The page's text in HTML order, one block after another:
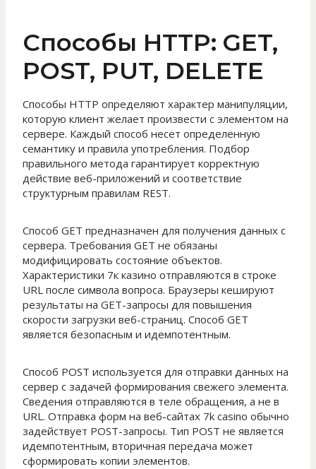
Способы HTTP: GET,
POST, PUT, DELETE
Способы HTTP определяют характер манипуляции,
которую клиент желает произвести с элементом на
сервере. Каждый способ несет определенную
семантику и правила употребления. Подбор
правильного метода гарантирует корректную
действие веб-приложений и соответствие
структурным правилам REST.
Способ GET предназначен для получения данных с
сервера. Требования GET не обязаны
модифицировать состояние объектов.
Характеристики 7к казино отправляются в строке
URL после символа вопроса. Браузеры кешируют
результаты на GET-запросы для повышения
скорости загрузки веб-страниц. Способ GET
является безопасным и идемпотентным.
Способ POST используется для отправки данных на
сервер с задачей формирования свежего элемента.
Сведения отправляются в теле обращения, а не в
URL. Отправка форм на веб-сайтах 7k casino обычно
задействует POST-запросы. Тип POST не является
идемпотентным, вторичная передача может
сформировать копии элементов.